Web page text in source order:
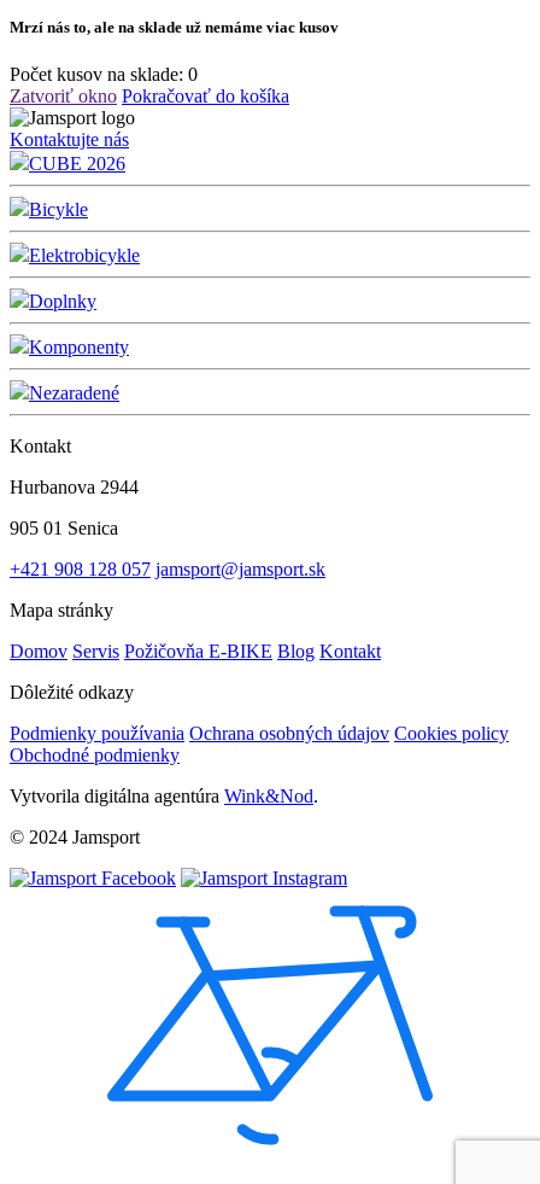
Mrzí nás to, ale na sklade už nemáme viac kusov
Počet kusov na sklade: 0
Zatvoriť okno Pokračovať do košíka
Kontaktujte nás
CUBE 2026
Bicykle
Elektrobicykle
Doplnky
Komponenty
Nezaradené
Kontakt
Hurbanova 2944
905 01 Senica
+421 908 128 057 jamsport@jamsport.sk
Mapa stránky
Domov Servis Požičovňa E-BIKE Blog Kontakt
Dôležité odkazy
Podmienky používania Ochrana osobných údajov Cookies policy
Obchodné podmienky
Vytvorila digitálna agentúra Wink&Nod.
© 2024 Jamsport